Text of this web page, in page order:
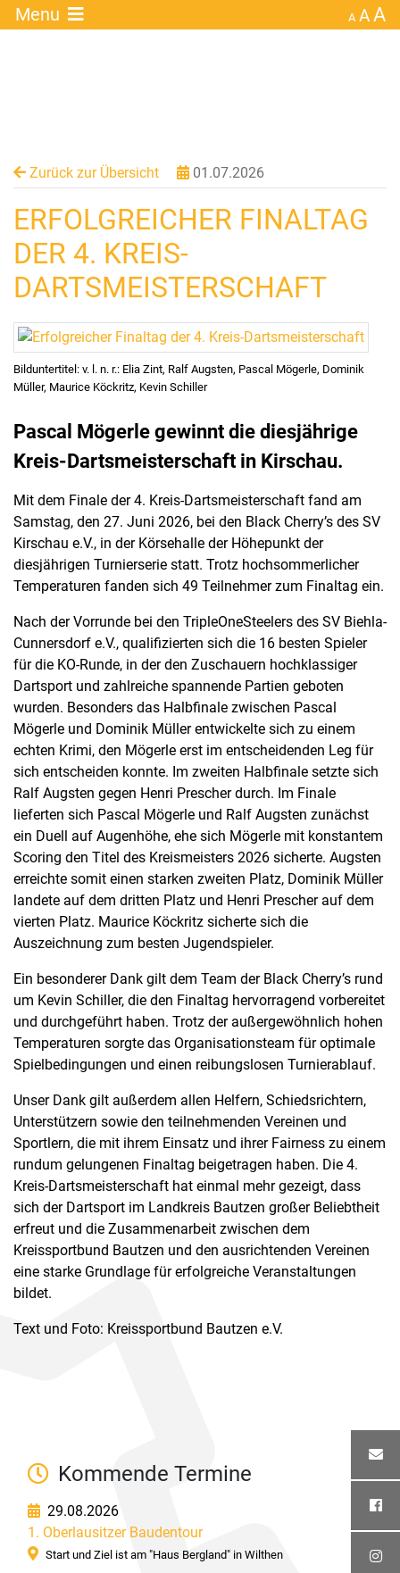
×
Menu A AA
Zurück zur Übersicht 01.07.2026
ERFOLGREICHER FINALTAG
DER 4. KREIS-
DARTSMEISTERSCHAFT
Bilduntertitel: v. l. n. r.: Elia Zint, Ralf Augsten, Pascal Mögerle, Dominik
Müller, Maurice Köckritz, Kevin Schiller
Pascal Mögerle gewinnt die diesjährige
Kreis-Dartsmeisterschaft in Kirschau.
Mit dem Finale der 4. Kreis-Dartsmeisterschaft fand am
Samstag, den 27. Juni 2026, bei den Black Cherry’s des SV
Kirschau e.V., in der Körsehalle der Höhepunkt der
diesjährigen Turnierserie statt. Trotz hochsommerlicher
Temperaturen fanden sich 49 Teilnehmer zum Finaltag ein.
Nach der Vorrunde bei den TripleOneSteelers des SV Biehla-
Cunnersdorf e.V., qualifizierten sich die 16 besten Spieler
für die KO-Runde, in der den Zuschauern hochklassiger
Dartsport und zahlreiche spannende Partien geboten
wurden. Besonders das Halbfinale zwischen Pascal
Mögerle und Dominik Müller entwickelte sich zu einem
echten Krimi, den Mögerle erst im entscheidenden Leg für
sich entscheiden konnte. Im zweiten Halbfinale setzte sich
Ralf Augsten gegen Henri Prescher durch. Im Finale
lieferten sich Pascal Mögerle und Ralf Augsten zunächst
ein Duell auf Augenhöhe, ehe sich Mögerle mit konstantem
Scoring den Titel des Kreismeisters 2026 sicherte. Augsten
erreichte somit einen starken zweiten Platz, Dominik Müller
landete auf dem dritten Platz und Henri Prescher auf dem
vierten Platz. Maurice Köckritz sicherte sich die
Auszeichnung zum besten Jugendspieler.
Ein besonderer Dank gilt dem Team der Black Cherry’s rund
um Kevin Schiller, die den Finaltag hervorragend vorbereitet
und durchgeführt haben. Trotz der außergewöhnlich hohen
Temperaturen sorgte das Organisationsteam für optimale
Spielbedingungen und einen reibungslosen Turnierablauf.
Unser Dank gilt außerdem allen Helfern, Schiedsrichtern,
Unterstützern sowie den teilnehmenden Vereinen und
Sportlern, die mit ihrem Einsatz und ihrer Fairness zu einem
rundum gelungenen Finaltag beigetragen haben. Die 4.
Kreis-Dartsmeisterschaft hat einmal mehr gezeigt, dass
sich der Dartsport im Landkreis Bautzen großer Beliebtheit
erfreut und die Zusammenarbeit zwischen dem
Kreissportbund Bautzen und den ausrichtenden Vereinen
eine starke Grundlage für erfolgreiche Veranstaltungen
bildet.
Text und Foto: Kreissportbund Bautzen e.V.
Kommende Termine
29.08.2026
1. Oberlausitzer Baudentour
Start und Ziel ist am "Haus Bergland" in Wilthen